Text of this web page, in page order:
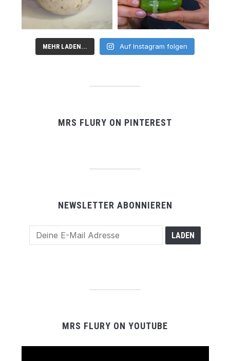
MEHR LADEN... Auf Instagram folgen
MRS FLURY ON PINTEREST
NEWSLETTER ABONNIEREN
MRS FLURY ON YOUTUBE